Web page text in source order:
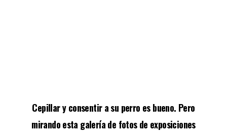
Cepillar y consentir a su perro es bueno. Pero
mirando esta galería de fotos de exposiciones